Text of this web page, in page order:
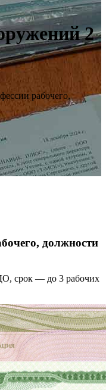
2
рабочего,
должности
срок — до 3 рабочих